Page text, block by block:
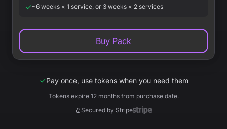
~6 weeks × 1 service, or 3 weeks × 2 services
Buy Pack
Pay once, use tokens when you need them
Tokens expire 12 months from purchase date.
Secured by Stripe